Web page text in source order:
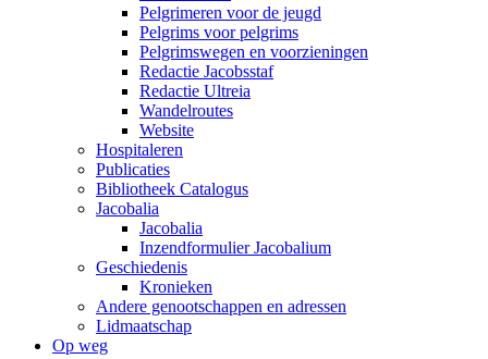
Pelgrimeren voor de jeugd
Pelgrims voor pelgrims
Pelgrimswegen en voorzieningen
Redactie Jacobsstaf
Redactie Ultreia
Wandelroutes
Website
Hospitaleren
Publicaties
Bibliotheek Catalogus
Jacobalia
Jacobalia
Inzendformulier Jacobalium
Geschiedenis
Kronieken
Andere genootschappen en adressen
Lidmaatschap
Op weg